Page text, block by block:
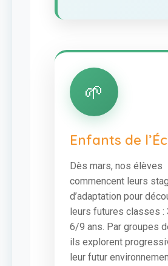
🌱
Enfants de
Dès mars, nos élèves
commencent leurs
d’adaptation pour
leurs futures classes :
6/9 ans. Par groupes
ils explorent
leur futur